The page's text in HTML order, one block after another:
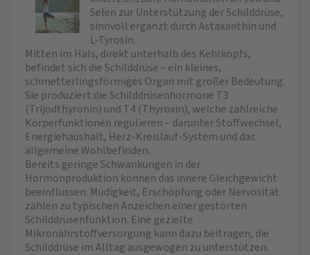
Selen zur Unterstützung der Schilddrüse,
sinnvoll ergänzt durch Astaxanthin und
L-Tyrosin.
Mitten im Hals, direkt unterhalb des Kehlkopfs,
befindet sich die Schilddrüse – ein kleines,
schmetterlingsförmiges Organ mit großer Bedeutung.
Sie produziert die Schilddrüsenhormone T3
(Trijodthyronin) und T4 (Thyroxin), welche zahlreiche
Körperfunktionen regulieren – darunter Stoffwechsel,
Energiehaushalt, Herz-Kreislauf-System und das
allgemeine Wohlbefinden.
Bereits geringe Schwankungen in der
Hormonproduktion können das innere Gleichgewicht
beeinflussen. Müdigkeit, Erschöpfung oder Nervosität
zählen zu typischen Anzeichen einer gestörten
Schilddrüsenfunktion. Eine gezielte
Mikronährstoffversorgung kann dazu beitragen, die
Schilddrüse im Alltag ausgewogen zu unterstützen.